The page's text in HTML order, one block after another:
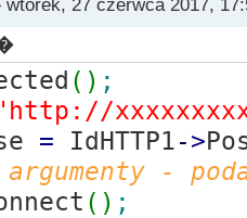
wtorek, 27 czerwca 2017,
( ) ;
= IdHTTP1->
argumenty -
( ) ;